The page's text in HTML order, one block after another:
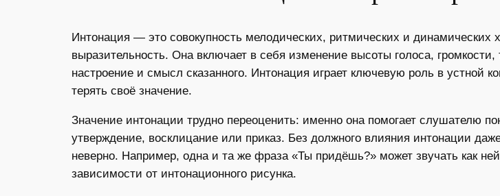
Интонация — это совокупность мелодических, ритмических и динамических
выразительность. Она включает в себя изменение высоты голоса, громкости,
настроение и смысл сказанного. Интонация играет ключевую роль в устной
терять своё значение.
Значение интонации трудно переоценить: именно она помогает слушателю
утверждение, восклицание или приказ. Без должного влияния интонации
неверно. Например, одна и та же фраза «Ты придёшь?» может звучать как
зависимости от интонационного рисунка.